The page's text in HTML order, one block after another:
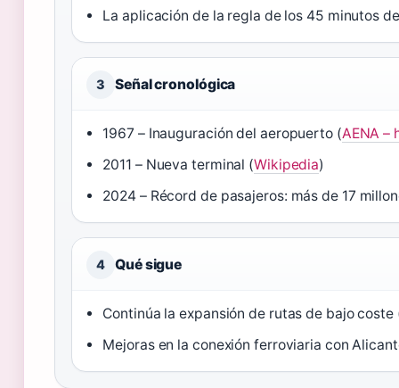
La aplicación de la regla de los 45 minutos
3 Señal cronológica
1967 – Inauguración del aeropuerto (AENA –
2011 – Nueva terminal (Wikipedia)
2024 – Récord de pasajeros: más de 17
4 Qué sigue
Continúa la expansión de rutas de bajo coste
Mejoras en la conexión ferroviaria con